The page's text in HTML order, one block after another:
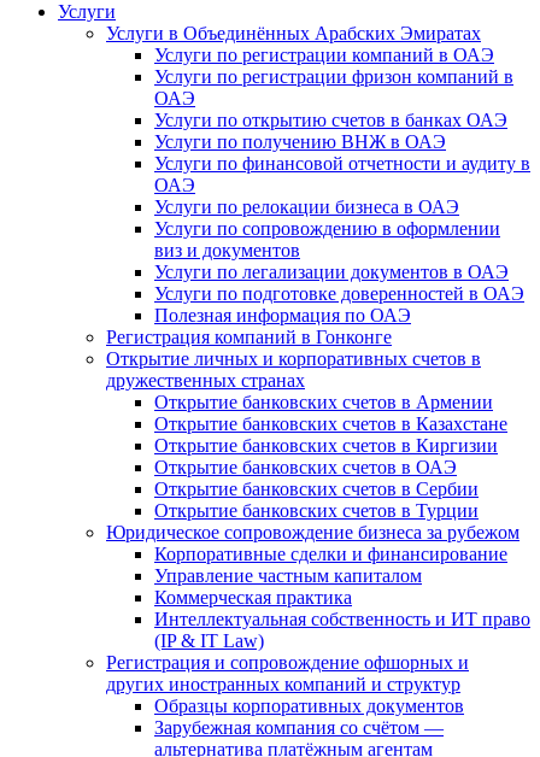
Услуги
Услуги в Объединённых Арабских Эмиратах
Услуги по регистрации компаний в ОАЭ
Услуги по регистрации фризон компаний в
ОАЭ
Услуги по открытию счетов в банках ОАЭ
Услуги по получению ВНЖ в ОАЭ
Услуги по финансовой отчетности и аудиту в
ОАЭ
Услуги по релокации бизнеса в ОАЭ
Услуги по сопровождению в оформлении
виз и документов
Услуги по легализации документов в ОАЭ
Услуги по подготовке доверенностей в ОАЭ
Полезная информация по ОАЭ
Регистрация компаний в Гонконге
Открытие личных и корпоративных счетов в
дружественных странах
Открытие банковских счетов в Армении
Открытие банковских счетов в Казахстане
Открытие банковских счетов в Киргизии
Открытие банковских счетов в ОАЭ
Открытие банковских счетов в Сербии
Открытие банковских счетов в Турции
Юридическое сопровождение бизнеса за рубежом
Корпоративные сделки и финансирование
Управление частным капиталом
Коммерческая практика
Интеллектуальная собственность и ИТ право
(IP & IT Law)
Регистрация и сопровождение офшорных и
других иностранных компаний и структур
Образцы корпоративных документов
Зарубежная компания со счётом —
альтернатива платёжным агентам